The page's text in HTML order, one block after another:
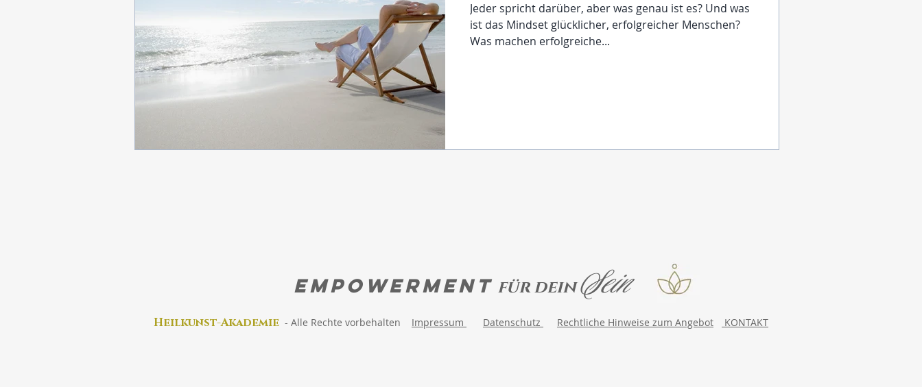
Jeder spricht darüber, aber was genau ist es? Und was
ist das Mindset glücklicher, erfolgreicher Menschen?
Was machen erfolgreiche...
EMPOWERMENT für deinSein
Heilkunst-Akademie - Alle Rechte vorbehalten Impressum Datenschutz Rechtliche Hinweise zum Angebot KONTAKT